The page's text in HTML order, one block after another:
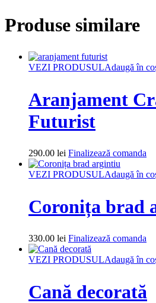
Produse similare
VEZI PRODUSULAdaugă în
Aranjament
Futurist
290.00 lei Finalizează comanda
VEZI PRODUSULAdaugă în
Coronița brad
330.00 lei Finalizează comanda
VEZI PRODUSULAdaugă în
Cană decorată